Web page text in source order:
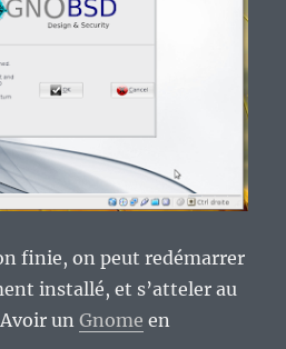
finie, on peut redémarrer
installé, et s’atteler au
unGnome en